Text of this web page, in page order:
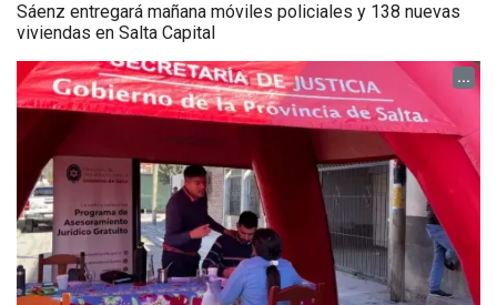
Sáenz entregará mañana móviles policiales y 138 nuevas
viviendas en Salta Capital
...